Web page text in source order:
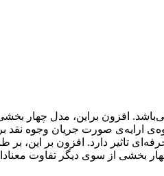
افزون براین، مدل چهار
ارایه‌ی صورت جریان وجوه نقد
تاثیر دارد. افزون بر این،
بخشی از سوی دیگر تفاوت